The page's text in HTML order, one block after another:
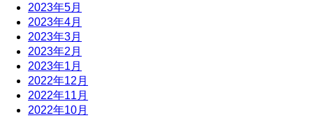
2023年5月
2023年4月
2023年3月
2023年2月
2023年1月
2022年12月
2022年11月
2022年10月